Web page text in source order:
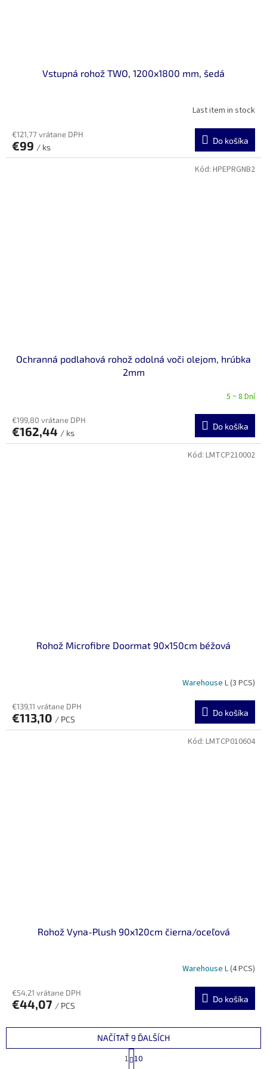
Vstupná rohož TWO, 1200x1800 mm, šedá
Last item in stock
€121,77 vrátane DPH
€99 / ks
Do košíka
Ochranná podlahová rohož odolná voči olejom, hrúbka
2mm
5 ~ 8 Dní
€199,80 vrátane DPH
€162,44 / ks
Do košíka
Kód: HPEPRGNB2
Rohož Microfibre Doormat 90x150cm béžová
Warehouse L(3 PCS)
€139,11 vrátane DPH
€113,10 / PCS
Do košíka
Kód: LMTCP210002
Rohož Vyna-Plush 90x120cm čierna/oceľová
Warehouse L(4 PCS)
€54,21 vrátane DPH
€44,07 / PCS
Do košíka
Kód: LMTCP010604
NAČÍTAŤ 9 ĎALŠÍCH
S
t
1 10